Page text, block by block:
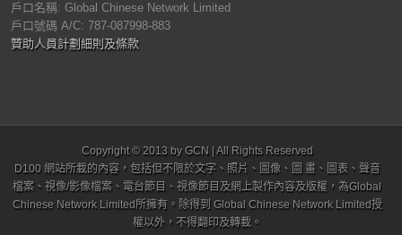
戶口名稱: Global Chinese Network Limited
戶口號碼 A/C: 787-087998-883
贊助人員計劃細則及條款
Copyright © 2013 by GCN | All Rights Reserved
D100 網站所載的內容，包括但不限於文字、照片、圖像、圖 畫、圖表、聲音
檔案、視像/影像檔案、電台節目、視像節目及網上製作內容及版權，為Global
Chinese Network Limited所擁有。除得到 Global Chinese Network Limited授
權以外，不得翻印及轉載。